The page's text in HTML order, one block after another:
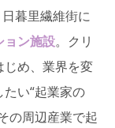
暮里繊維街に
ョン施設。クリ
じめ、業界を変
い“起業家の
の周辺産業で起